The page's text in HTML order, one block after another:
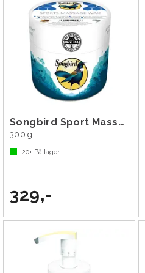
Songbird Sport Massage Wax
300 g
20+ På lager
329,-